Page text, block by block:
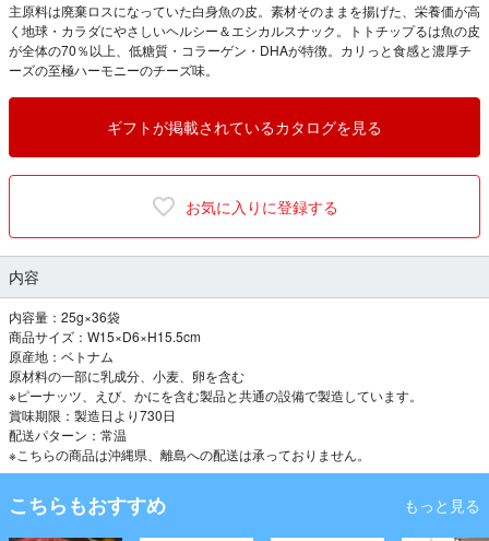
主原料は廃棄ロスになっていた白身魚の皮。素材そのままを揚げた、栄養価が高
く地球・カラダにやさしいヘルシー＆エシカルスナック。トトチップるは魚の皮
が全体の70％以上、低糖質・コラーゲン・DHAが特徴。カリっと食感と濃厚チ
ーズの至極ハーモニーのチーズ味。
ギフトが掲載されているカタログを見る
お気に入りに登録する
内容
内容量：25g×36袋
商品サイズ：W15×D6×H15.5cm
原産地：ベトナム
原材料の一部に乳成分、小麦、卵を含む
※ピーナッツ、えび、かにを含む製品と共通の設備で製造しています。
賞味期限：製造日より730日
配送パターン：常温
※こちらの商品は沖縄県、離島への配送は承っておりません。
こちらもおすすめ もっと見る